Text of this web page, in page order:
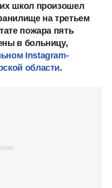
школ произошел
на третьем
пожара пять
в больницу,
Instagram-
области.